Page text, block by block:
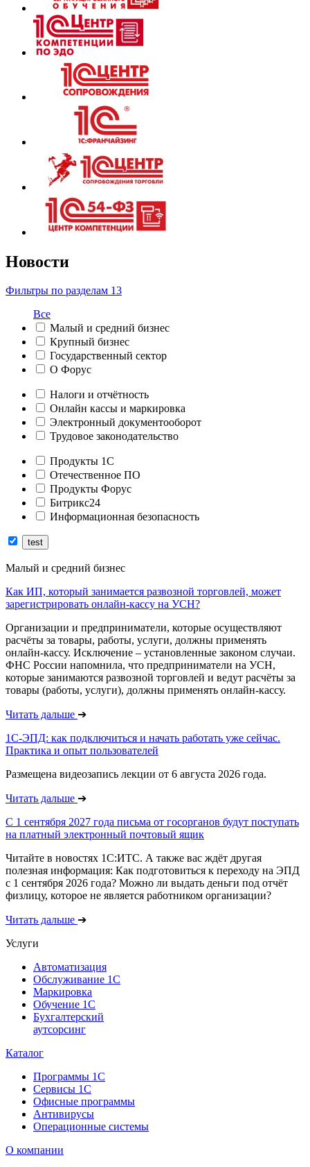
Новости
Фильтры по разделам 13
Все
Малый и средний бизнес
Крупный бизнес
Государственный сектор
О Форус
Налоги и отчётность
Онлайн кассы и маркировка
Электронный документооборот
Трудовое законодательство
Продукты 1С
Отечественное ПО
Продукты Форус
Битрикс24
Информационная безопасность
Малый и средний бизнес
Как ИП, который занимается развозной торговлей, может
зарегистрировать онлайн-кассу на УСН?
Организации и предприниматели, которые осуществляют
расчёты за товары, работы, услуги, должны применять
онлайн-кассу. Исключение – установленные законом случаи.
ФНС России напомнила, что предприниматели на УСН,
которые занимаются развозной торговлей и ведут расчёты за
товары (работы, услуги), должны применять онлайн-кассу.
Читать дальше ➔
1С-ЭПД: как подключиться и начать работать уже сейчас.
Практика и опыт пользователей
Размещена видеозапись лекции от 6 августа 2026 года.
Читать дальше ➔
С 1 сентября 2027 года письма от госорганов будут поступать
на платный электронный почтовый ящик
Читайте в новостях 1С:ИТС. А также вас ждёт другая
полезная информация: Как подготовиться к переходу на ЭПД
с 1 сентября 2026 года? Можно ли выдать деньги под отчёт
физлицу, которое не является работником организации?
Читать дальше ➔
Услуги
Автоматизация
Обслуживание 1С
Маркировка
Обучение 1С
Бухгалтерский
аутсорсинг
Каталог
Программы 1С
Сервисы 1С
Офисные программы
Антивирусы
Операционные системы
О компании